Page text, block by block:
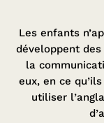
Les enfants
développent
la
eux, en ce
utiliser